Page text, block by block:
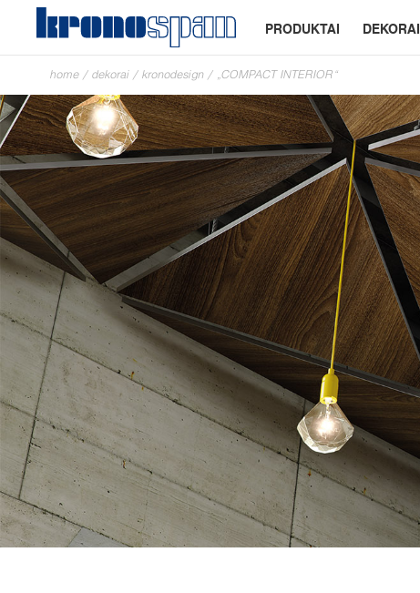
PRODUKTAI DEKORAI
home / dekorai / kronodesign / „COMPACT INTERIOR“